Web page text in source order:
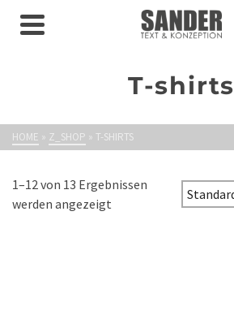
T-shirts
HOME » Z_SHOP » T-SHIRTS
1–12 von 13 Ergebnissen
werden angezeigt